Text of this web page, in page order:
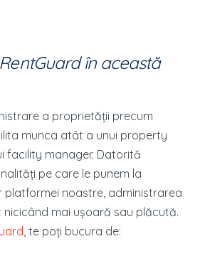
în această
a proprietății precum
munca atât a unui property
facility manager. Datorită
pe care le punem la
platformei noastre, administrarea
mai ușoară sau plăcută.
, te poți bucura de: